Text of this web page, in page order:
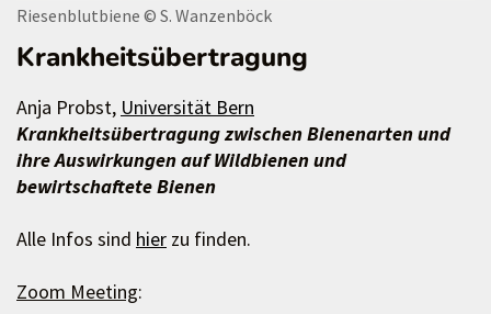
Riesenblutbiene © S. Wanzenböck
Krankheitsübertragung
Anja Probst, Universität Bern
Krankheitsübertragung zwischen Bienenarten und
ihre Auswirkungen auf Wildbienen und
bewirtschaftete Bienen
Alle Infos sind hier zu finden.
Zoom Meeting: